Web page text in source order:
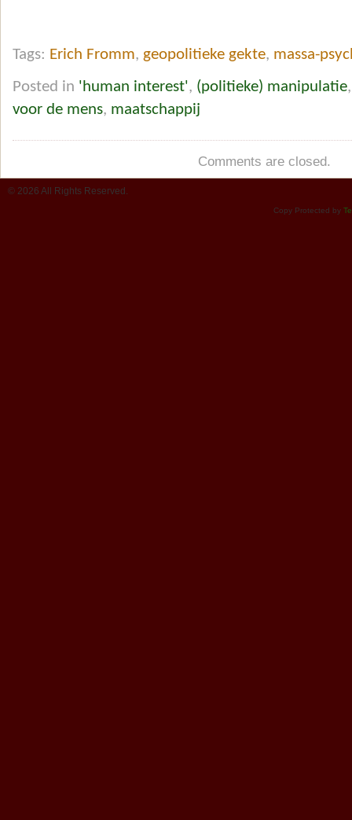
Tags: Erich Fromm, geopolitieke gekte, massa-
Posted in 'human interest', (politieke) manipulatie
voor de mens, maatschappij
Comments are closed.
© 2026 All Rights Reserved.
Copy Protected by